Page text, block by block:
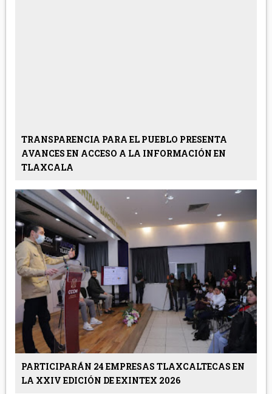
TRANSPARENCIA PARA EL PUEBLO PRESENTA
AVANCES EN ACCESO A LA INFORMACIÓN EN
TLAXCALA
PARTICIPARÁN 24 EMPRESAS TLAXCALTECAS EN
LA XXIV EDICIÓN DE EXINTEX 2026